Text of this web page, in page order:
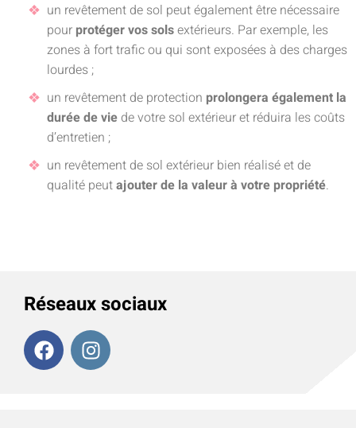
un revêtement de sol peut également être nécessaire
pour protéger vos solsextérieurs. Par exemple, les
zones à fort trafic ou qui sont exposées à des charges
lourdes ;
un revêtement de protection prolongera également la
durée de vie de votre sol extérieur et réduira les coûts
d’entretien ;
un revêtement de sol extérieur bien réalisé et de
qualité peutajouter de la valeur à votre propriété.
Réseaux sociaux